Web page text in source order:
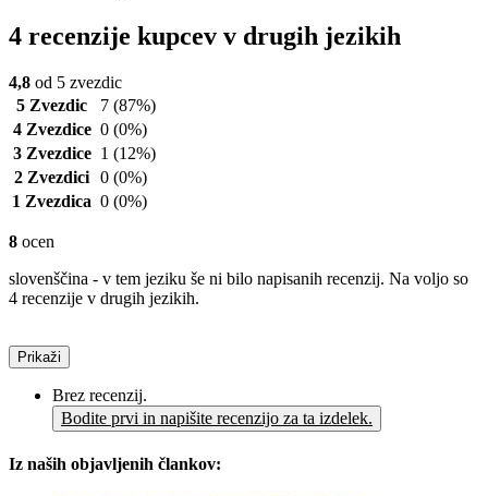
4 recenzije kupcev v drugih jezikih
4,8 od 5 zvezdic
5 Zvezdic
7 (87%)
4 Zvezdice 0 (0%)
3 Zvezdice 1 (12%)
2 Zvezdici 0 (0%)
1 Zvezdica 0 (0%)
8 ocen
slovenščina - v tem jeziku še ni bilo napisanih recenzij. Na voljo so
4 recenzije v drugih jezikih.
Prikaži
Brez recenzij.
Bodite prvi in napišite recenzijo za ta izdelek.
Iz naših objavljenih člankov: